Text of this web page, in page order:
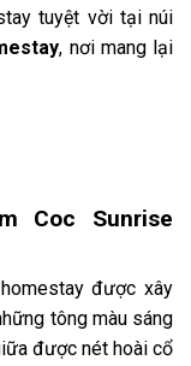
tuyệt vời tại núi
, nơi mang lại
Coc Sunrise
được xây
tông màu sáng
được nét hoài cổ